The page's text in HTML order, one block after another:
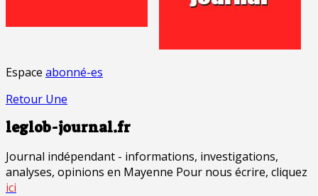
Espace abonné-es
Retour Une
leglob-journal.fr
Journal indépendant - informations, investigations,
analyses, opinions en Mayenne Pour nous écrire, cliquez
ici